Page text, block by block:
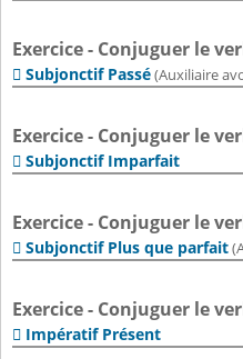
Exercice - Conjuguer le
 Subjonctif Passé(Auxiliaire
Exercice - Conjuguer le
 Subjonctif Imparfait
Exercice - Conjuguer le
 Subjonctif Plus que parfait
Exercice - Conjuguer le
 Impératif Présent